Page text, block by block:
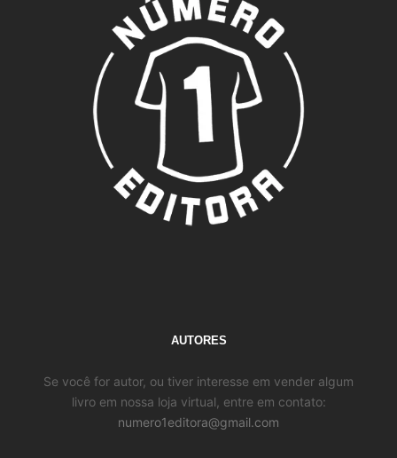
AUTORES
Se você for autor, ou tiver interesse em vender algum
livro em nossa loja virtual, entre em contato:
numero1editora@gmail.com